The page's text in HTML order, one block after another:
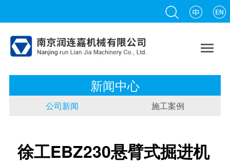

新闻中心
公司新闻 施工案例
徐工EBZ230悬臂式掘进机